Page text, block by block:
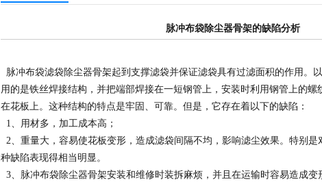
脉冲布袋除尘器骨架的缺陷分析
脉冲布袋滤袋除尘器骨架起到支撑滤袋并保证滤袋具有过滤面积的作用。
用的是铁丝焊接结构，并把端部焊接在一短钢管上，安装时利用钢管上的螺
在花板上。这种结构的特点是牢固、可靠。但是，它存在着以下的缺陷：
1、用材多，加工成本高；
2、重量大，容易使花板变形，造成滤袋间隔不均，影响滤尘效果。特别
种缺陷表现得相当明显。
3、脉冲布袋除尘器骨架安装和维修时装拆麻烦，并且在运输时容易造成变